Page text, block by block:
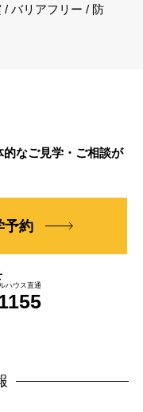
/ バリアフリー / 防
なご見学・ご相談が
予約
ハウス直通